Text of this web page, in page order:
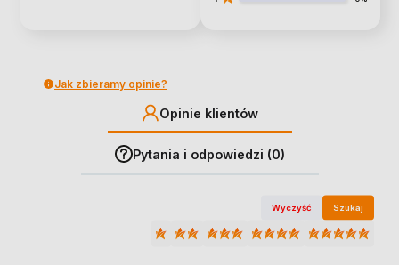
Jak zbieramy opinie?
Opinie klientów
Pytania i odpowiedzi (0)
Wyczyść Szukaj